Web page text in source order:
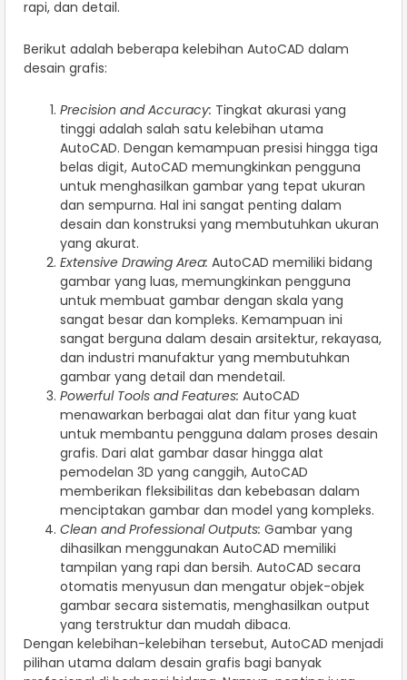
rapi, dan detail.
Berikut adalah beberapa kelebihan AutoCAD dalam
desain grafis:
Precision and Accuracy: Tingkat akurasi yang
tinggi adalah salah satu kelebihan utama
AutoCAD. Dengan kemampuan presisi hingga tiga
belas digit, AutoCAD memungkinkan pengguna
untuk menghasilkan gambar yang tepat ukuran
dan sempurna. Hal ini sangat penting dalam
desain dan konstruksi yang membutuhkan ukuran
yang akurat.
Extensive Drawing Area: AutoCAD memiliki bidang
gambar yang luas, memungkinkan pengguna
untuk membuat gambar dengan skala yang
sangat besar dan kompleks. Kemampuan ini
sangat berguna dalam desain arsitektur, rekayasa,
dan industri manufaktur yang membutuhkan
gambar yang detail dan mendetail.
Powerful Tools and Features: AutoCAD
menawarkan berbagai alat dan fitur yang kuat
untuk membantu pengguna dalam proses desain
grafis. Dari alat gambar dasar hingga alat
pemodelan 3D yang canggih, AutoCAD
memberikan fleksibilitas dan kebebasan dalam
menciptakan gambar dan model yang kompleks.
Clean and Professional Outputs: Gambar yang
dihasilkan menggunakan AutoCAD memiliki
tampilan yang rapi dan bersih. AutoCAD secara
otomatis menyusun dan mengatur objek-objek
gambar secara sistematis, menghasilkan output
yang terstruktur dan mudah dibaca.
Dengan kelebihan-kelebihan tersebut, AutoCAD menjadi
pilihan utama dalam desain grafis bagi banyak